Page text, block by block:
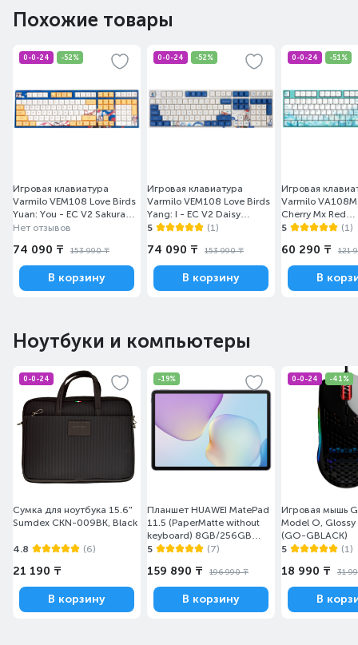
Похожие товары
0-0-24 -52%
Игровая клавиатура
Varmilo VEM108 Love Birds
Yuan: You - EC V2 Sakura
(A36A001A9A3A01A001)
Нет отзывов
74 090 ₸ 153 990 ₸
В корзину
0-0-24 -52%
Игровая клавиатура
Varmilo VEM108 Love Birds
Yang: I - EC V2 Daisy
(A36A002A8A3A01A003)
5 (1)
74 090 ₸ 153 990 ₸
В корзину
0-0-24 -51%
Игровая
Varmilo
Cherry Mx Red
5 (1)
60 290 ₸ 121
В
Ноутбуки и компьютеры
0-0-24
Сумка для ноутбука 15.6"
Sumdex CKN-009BK, Black
4.8 (6)
21 190 ₸
В корзину
-19%
Планшет HUAWEI MatePad
11.5 (PaperMatte without
keyboard) 8GB/256GB
Grey Taoxingzhi-W09F
5 (7)
159 890 ₸ 196 990 ₸
В корзину
0-0-24 -41%
Игровая мышь
Model O, Glossy
(GO-GBLACK)
5
(1)
18 990 ₸ 31
В